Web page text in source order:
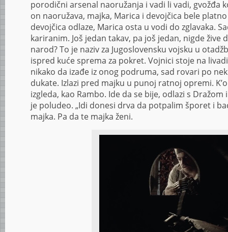
porodični arsenal naoružanja i vadi li vadi, gvožđa
on naoružava, majka, Marica i devojčica bele
devojčica odlaze, Marica osta u vodi do zglavaka.
kariranim. Još jedan takav, pa još jedan, nigde žive
narod? To je naziv za Jugoslovensku vojsku u
ispred kuće sprema za pokret. Vojnici stoje na
nikako da izađe iz onog podruma, sad rovari po
dukate. Izlazi pred majku u punoj ratnoj opremi.
izgleda, kao Rambo. Ide da se bije, odlazi s
je poludeo. „Idi donesi drva da potpalim šporet i
majka. Pa da te majka ženi.